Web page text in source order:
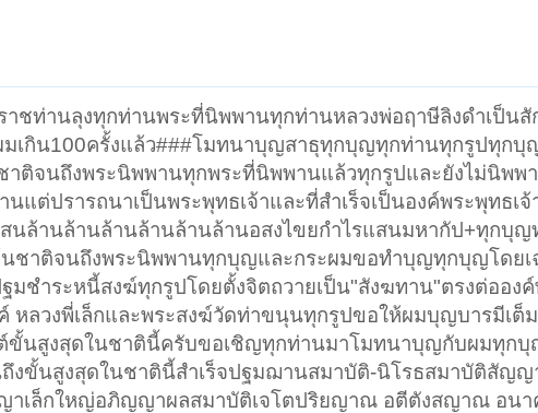
ชท่านลุงทุกท่านพระที่นิพพานทุกท่านหลวงพ่อฤาษีลิงดำเป็น
มเกิน100ครั้งแล้ว###โมทนาบุญสาธุทุกบุญทุกท่านทุกรูปทุกบุ
าติจนถึงพระนิพพานทุกพระที่นิพพานแล้วทุกรูปและยังไม่นิพพ
แต่ปรารถนาเป็นพระพุทธเจ้าและที่สำเร็จเป็นองค์พระพุทธเจ้
นล้านล้านล้านล้านล้านล้านอสงไขยกำไรแสนมหากัป+ทุกบุญ
ชาติจนถึงพระนิพพานทุกบุญและกระผมขอทำบุญทุกบุญโดยเ
มชำระหนี้สงฆ์ทุกรูปโดยตั้งจิตถวายเป็น"สังฆทาน"ตรงต่อองค์
หลวงพี่เล็กและพระสงฆ์วัดท่าขนุนทุกรูปขอให้ผมบุญบารมีเต็ม
ขั้นสูงสุดในชาตินี้ครับขอเชิญทุกท่านมาโมทนาบุญกับผมทุกบุ
งขั้นสูงสุดในชาตินี้สำเร็จปฐมฌานสมาบัติ-นิโรธสมาบัติสัญญ
าเล็กใหญ่อภิญญาผลสมาบัติเจโตปริยญาณ อตีตังสญาณ อน